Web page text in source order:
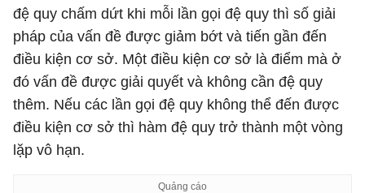
đệ quy chấm dứt khi mỗi lần gọi đệ quy thì số giải
pháp của vấn đề được giảm bớt và tiến gần đến
điều kiện cơ sở. Một điều kiện cơ sở là điểm mà ở
đó vấn đề được giải quyết và không cần đệ quy
thêm. Nếu các lần gọi đệ quy không thể đến được
điều kiện cơ sở thì hàm đệ quy trở thành một vòng
lặp vô hạn.